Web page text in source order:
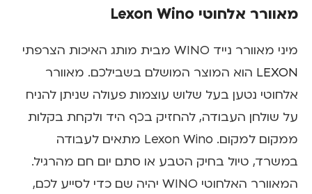
מאוורר אלחוטי Lexon Wino
מיני מאוורר נייד WINO מבית מותג האיכות הצרפתי
LEXON הוא המוצר המושלם בשבילכם. מאוורר
אלחוטי נטען בעל שלוש עוצמות פעולה שניתן להניח
על שולחן העבודה, להחזיק בכף היד ולקחת בקלות
ממקום למקום. Lexon Wino מתאים לעבודה
במשרד, טיול בחיק הטבע או סתם יום חם מהרגיל.
המאוורר האלחוטי WINO יהיה שם כדי לסייע לכם,